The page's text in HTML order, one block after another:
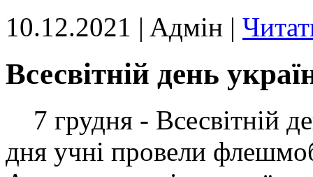
10.12.2021 | Aдмін |
Всесвітній день
7 грудня - Всесвітній
дня учні провели